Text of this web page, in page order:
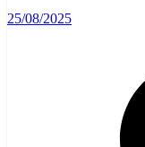
25/08/2025